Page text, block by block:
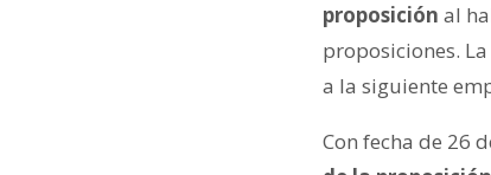
proposición al
proposiciones.
a la siguiente
Con fecha de 26